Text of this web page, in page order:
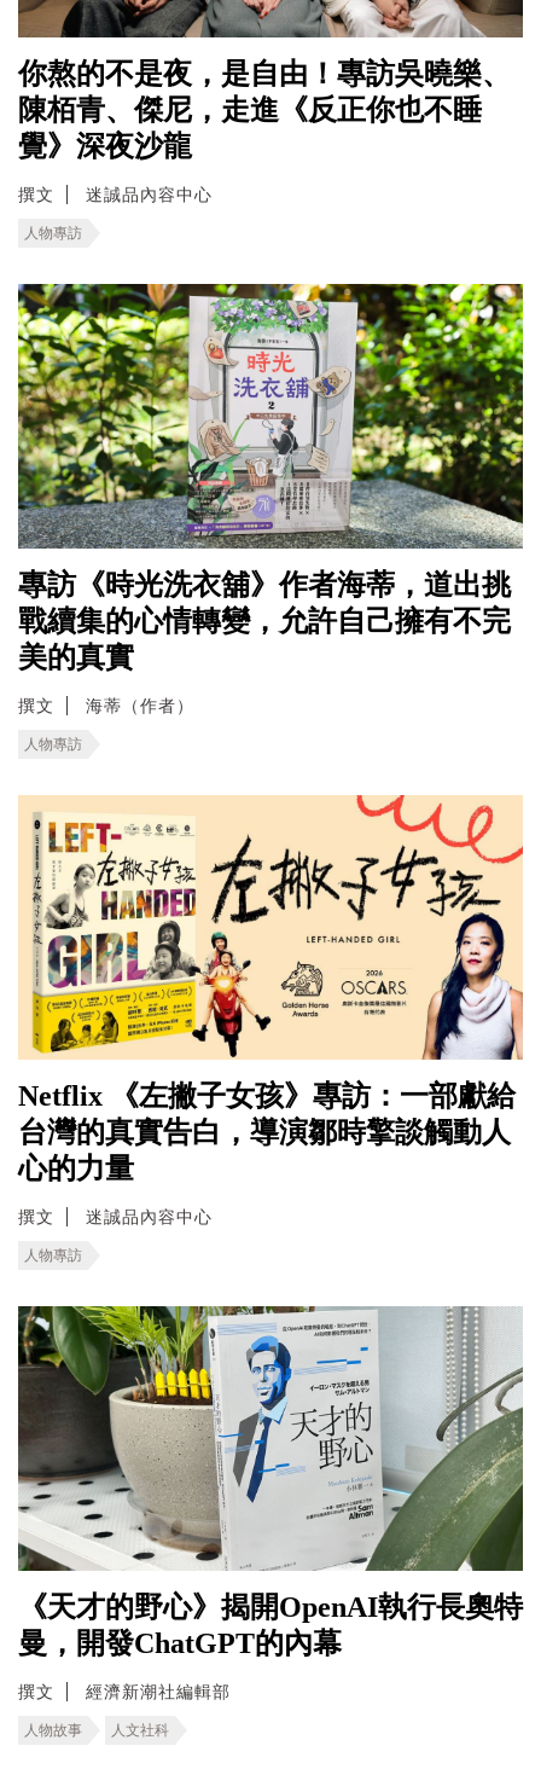
你熬的不是夜，是自由！專訪吳曉樂、
陳栢青、傑尼，走進《反正你也不睡
覺》深夜沙龍
撰文 迷誠品內容中心
人物專訪
專訪《時光洗衣舖》作者海蒂，道出挑
戰續集的心情轉變，允許自己擁有不完
美的真實
撰文 海蒂（作者）
人物專訪
Netflix 《左撇子女孩》專訪：一部獻給
台灣的真實告白，導演鄒時擎談觸動人
心的力量
撰文 迷誠品內容中心
人物專訪
《天才的野心》揭開OpenAI執行長奧特
曼，開發ChatGPT的內幕
撰文 經濟新潮社編輯部
人物故事 人文社科